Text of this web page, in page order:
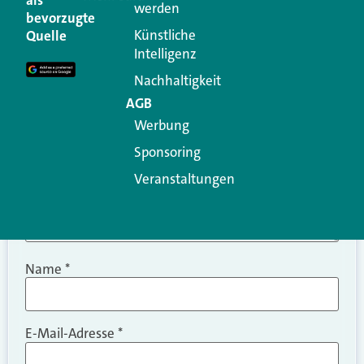
Ihre E-Mail-Adresse wird nicht veröffentlicht.
Erforderliche Felder sind mit
Kommentar
Name *
E-Mail-Adresse *
bevorzugte
Quelle
werden
Künstliche
Intelligenz
Nachhaltigkeit
AGB
Werbung
Sponsoring
Veranstaltungen